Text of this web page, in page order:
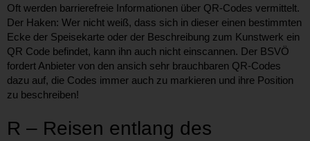
Oft werden barrierefreie Informationen über QR-Codes vermittelt.
Der Haken: Wer nicht weiß, dass sich in dieser einen bestimmten
Ecke der Speisekarte oder der Beschreibung zum Kunstwerk ein
QR Code befindet, kann ihn auch nicht einscannen. Der BSVÖ
fordert Anbieter von den ansich sehr brauchbaren QR-Codes
dazu auf, die Codes immer auch zu markieren und ihre Position
zu beschreiben!
R – Reisen entlang des